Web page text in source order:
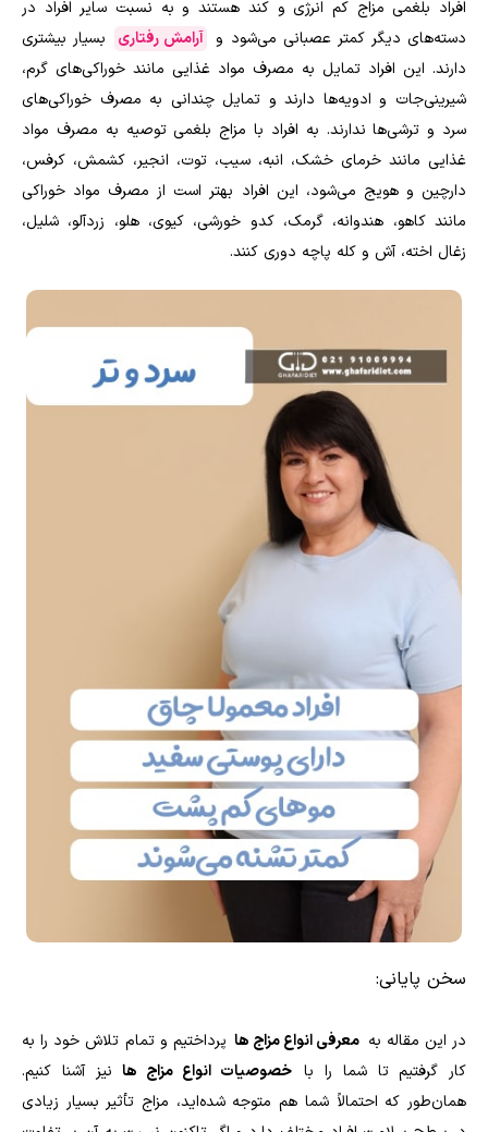
افراد بلغمی مزاج کم انرژی و کند هستند و به نسبت سایر افراد در
دسته‌های دیگر کمتر عصبانی می‌شود و آرامش رفتاری
بسیار بیشتری
دارند. این افراد تمایل به مصرف مواد غذایی مانند خوراکی‌های گرم،
شیرینی‌جات و ادویه‌ها دارند و تمایل چندانی به مصرف خوراکی‌های
سرد و ترشی‌ها ندارند. به افراد با مزاج بلغمی توصیه به مصرف مواد
غذایی مانند خرمای خشک، انبه، سیب، توت، انجیر، کشمش، کرفس،
دارچین و هویج می‌شود، این افراد بهتر است از مصرف مواد خوراکی
مانند کاهو، هندوانه، گرمک، کدو خورشی، کیوی، هلو، زردآلو، شلیل،
زغال اخته، آش و کله پاچه دوری کنند.
سخن پایانی:
در این مقاله به معرفی انواع مزاج‌ ها پرداختیم و تمام تلاش خود را به
کار گرفتیم تا شما را با خصوصیات انواع مزاج‌ ها نیز آشنا کنیم.
همان‌طور که احتمالاً شما هم متوجه شده‌اید، مزاج تأثیر بسیار زیادی